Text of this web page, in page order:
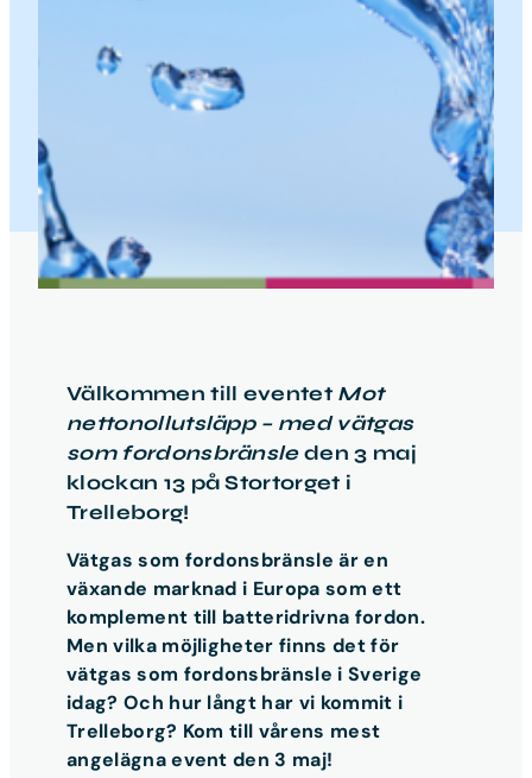
Välkommen till eventet Mot
nettonollutsläpp – med vätgas
som fordonsbränsleden 3 maj
klockan 13 på Stortorget i
Trelleborg!
Vätgas som fordonsbränsle är en
växande marknad i Europa som ett
komplement till batteridrivna fordon.
Men vilka möjligheter finns det för
vätgas som fordonsbränsle i Sverige
idag? Och hur långt har vi kommit i
Trelleborg? Kom till vårens mest
angelägna event den 3 maj!